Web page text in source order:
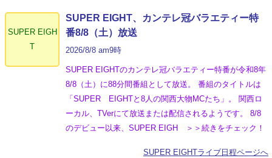
SUPER EIGH
T
SUPER EIGHT、カンテレ冠バラエティー特
番8/8（土）放送
2026/8/8 am9時
SUPER EIGHTのカンテレ冠バラエティー特番が令和8年
8/8（土）に88分間番組として放送。 番組のタイトルは
「SUPER EIGHTと8人の関西大物MCたち」。 関西ロ
ーカル、TVerにて放送または配信されるようです。 8/8
のデビュー以来、SUPER EIGH ＞＞続きをチェック！
SUPER EIGHTライブ日程ページへ